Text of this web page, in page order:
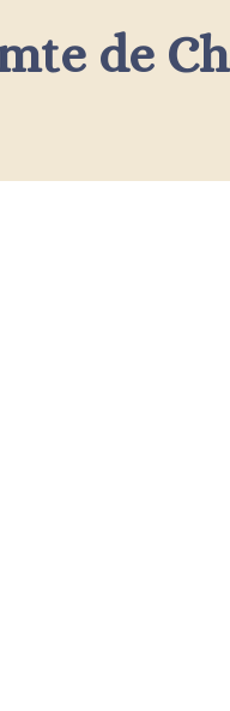
de